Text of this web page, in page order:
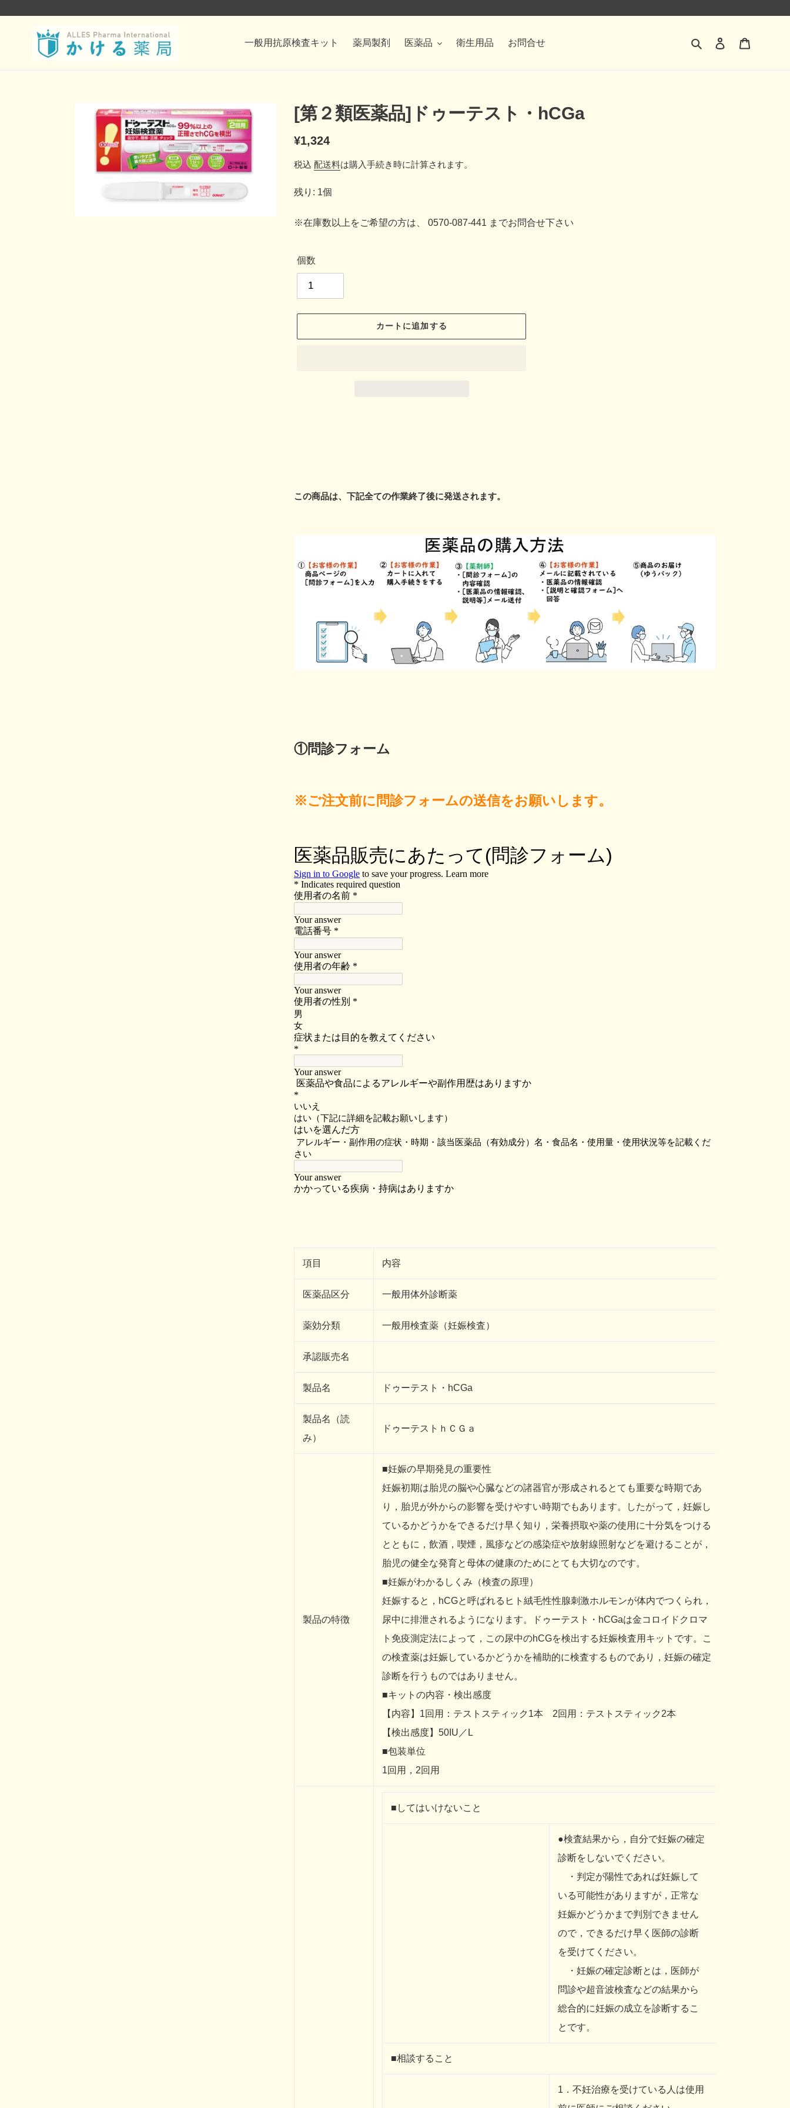
一般用抗原検査キット 薬局製剤 医薬品 衛生用品 お問合せ 検索 ログイン
[第２類医薬品]ドゥーテスト・hCGa
通
常
価
¥1,324
税込配送料は購入手続き時に計算されます。
残り: 1個
※在庫数以上をご希望の方は、 0570-087-441 までお問合せ下さい
個数
カートに追加する
追
この商品は、下記全ての作業終了後に発送されます。
①問診フォーム
※ご注文前に問診フォームの送信をお願いします。
項目 内容
医薬品区分 一般用体外診断薬
薬効分類 一般用検査薬（妊娠検査）
承認販売名
製品名 ドゥーテスト・hCGa
製品名（読
み）
ドゥーテストｈＣＧａ
製品の特徴
■妊娠の早期発見の重要性
妊娠初期は胎児の脳や心臓などの諸器官が形成されるとても重要な時期であ
り，胎児が外からの影響を受けやすい時期でもあります。したがって，妊娠し
ているかどうかをできるだけ早く知り，栄養摂取や薬の使用に十分気をつける
とともに，飲酒，喫煙，風疹などの感染症や放射線照射などを避けることが，
胎児の健全な発育と母体の健康のためにとても大切なのです。
■妊娠がわかるしくみ（検査の原理）
妊娠すると，hCGと呼ばれるヒト絨毛性性腺刺激ホルモンが体内でつくられ，
尿中に排泄されるようになります。ドゥーテスト・hCGaは金コロイドクロマ
ト免疫測定法によって，この尿中のhCGを検出する妊娠検査用キットです。こ
の検査薬は妊娠しているかどうかを補助的に検査するものであり，妊娠の確定
診断を行うものではありません。
■キットの内容・検出感度
【内容】1回用：テストスティック1本 2回用：テストスティック2本
【検出感度】50IU／L
■包装単位
1回用，2回用
■してはいけないこと
●検査結果から，自分で妊娠の確定
診断をしないでください。
・判定が陽性であれば妊娠して
いる可能性がありますが，正常な
妊娠かどうかまで判別できません
ので，できるだけ早く医師の診断
を受けてください。
・妊娠の確定診断とは，医師が
問診や超音波検査などの結果から
総合的に妊娠の成立を診断するこ
とです。
■相談すること
1．不妊治療を受けている人は使用